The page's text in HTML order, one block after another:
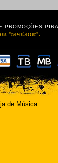
PROMOÇÕES
"newsletter".
de Música.